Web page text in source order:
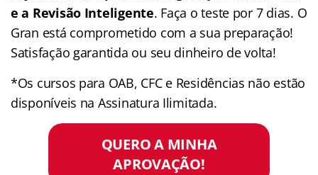
e a Revisão Inteligente. Faça o teste por 7 dias. O
Gran está comprometido com a sua preparação!
Satisfação garantida ou seu dinheiro de volta!
*Os cursos para OAB, CFC e Residências não estão
disponíveis na Assinatura Ilimitada.
QUERO A MINHA
APROVAÇÃO!